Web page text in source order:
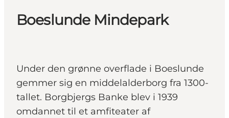
Boeslunde Mindepark
Under den grønne overflade i Boeslunde
gemmer sig en middelalderborg fra 1300-
tallet. Borgbjergs Banke blev i 1939
omdannet til et amfiteater af